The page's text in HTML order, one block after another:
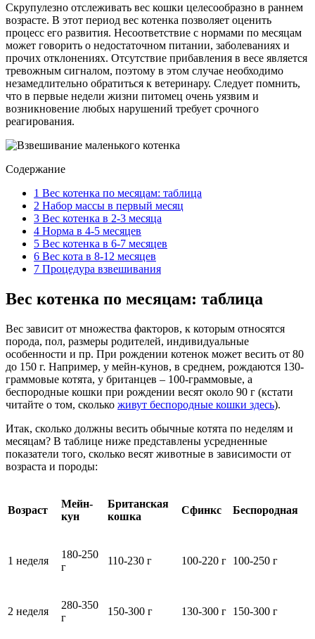
Скрупулезно отслеживать вес кошки целесообразно в раннем
возрасте. В этот период вес котенка позволяет оценить
процесс его развития. Несоответствие с нормами по месяцам
может говорить о недостаточном питании, заболеваниях и
прочих отклонениях. Отсутствие прибавления в весе является
тревожным сигналом, поэтому в этом случае необходимо
незамедлительно обратиться к ветеринару. Следует помнить,
что в первые недели жизни питомец очень уязвим и
возникновение любых нарушений требует срочного
реагирования.
Содержание
1 Вес котенка по месяцам: таблица
2 Набор массы в первый месяц
3 Вес котенка в 2-3 месяца
4 Норма в 4-5 месяцев
5 Вес котенка в 6-7 месяцев
6 Вес кота в 8-12 месяцев
7 Процедура взвешивания
Вес котенка по месяцам: таблица
Вес зависит от множества факторов, к которым относятся
порода, пол, размеры родителей, индивидуальные
особенности и пр. При рождении котенок может весить от 80
до 150 г. Например, у мейн-кунов, в среднем, рождаются 130-
граммовые котята, у британцев – 100-граммовые, а
беспородные кошки при рождении весят около 90 г (кстати
читайте о том, сколько живут беспородные кошки здесь).
Итак, сколько должны весить обычные котята по неделям и
месяцам? В таблице ниже представлены усредненные
показатели того, сколько весят животные в зависимости от
возраста и породы:
Возраст
Мейн-
кун
Британская
кошка
Сфинкс Беспородная
1 неделя
180-250
г
110-230 г 100-220 г 100-250 г
2 неделя
280-350
г
150-300 г 130-300 г 150-300 г